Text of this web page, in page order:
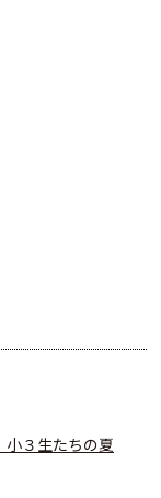
小３生たちの夏